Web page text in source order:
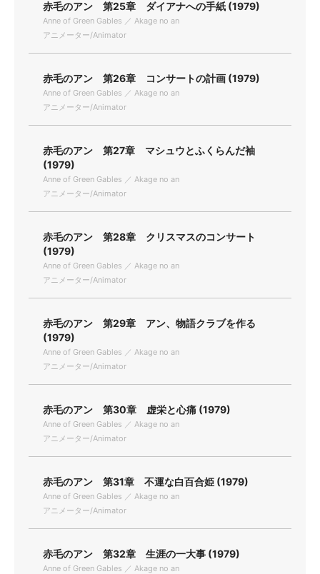
赤毛のアン 第25章 ダイアナへの手紙 (1979)
Anne of Green Gables ／ Akage no an
アニメーター/Animator
赤毛のアン 第26章 コンサートの計画 (1979)
Anne of Green Gables ／ Akage no an
アニメーター/Animator
赤毛のアン 第27章 マシュウとふくらんだ袖
(1979)
Anne of Green Gables ／ Akage no an
アニメーター/Animator
赤毛のアン 第28章 クリスマスのコンサート
(1979)
Anne of Green Gables ／ Akage no an
アニメーター/Animator
赤毛のアン 第29章 アン、物語クラブを作る
(1979)
Anne of Green Gables ／ Akage no an
アニメーター/Animator
赤毛のアン 第30章 虚栄と心痛 (1979)
Anne of Green Gables ／ Akage no an
アニメーター/Animator
赤毛のアン 第31章 不運な白百合姫 (1979)
Anne of Green Gables ／ Akage no an
アニメーター/Animator
赤毛のアン 第32章 生涯の一大事 (1979)
Anne of Green Gables ／ Akage no an